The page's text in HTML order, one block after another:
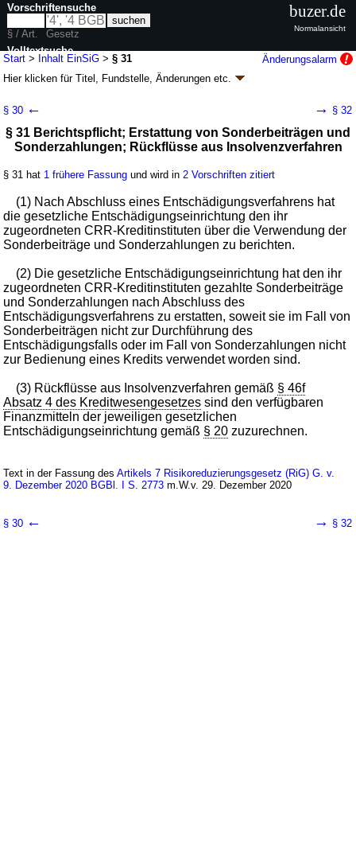
Start > Inhalt EinSiG >§ 31
Änderungsalarm
Hier klicken fürTitel, Fundstelle, Änderungen etc.
Artikel 26Abs. 5 G. v. 25.03.2026BGBl. 2026 I Nr. 81
Geltung ab 03.07.2015, abweichend siehe Artikel 9; FNA: 7610-20
8 weitere Fassungen | Drucksachen / Entwurf / Begründung
Teil 3 Einlagensicherungssysteme
Kapitel 2 Gesetzliche Entschädigungseinrichtungen
Abschnitt 2 Beitragspflicht; Deckung des
§ 30 ← → § 32
§ 31 Berichtspflicht; Erstattung von Sonderbeiträgen und
Sonderzahlungen; Rückflüsse aus Insolvenzverfahren
§ 31 hat 1 frühere Fassung und wird in 2 Vorschriften zitiert
(1) Nach Abschluss eines Entschädigungsverfahrens hat
die gesetzliche Entschädigungseinrichtung den ihr
zugeordneten CRR-Kreditinstituten über die Verwendung der
Sonderbeiträge und Sonderzahlungen zu berichten.
(2) Die gesetzliche Entschädigungseinrichtung hat den ihr
zugeordneten CRR-Kreditinstituten gezahlte Sonderbeiträge
und Sonderzahlungen nach Abschluss des
Entschädigungsverfahrens zu erstatten, soweit sie im Fall von
Sonderbeiträgen nicht zur Durchführung des
Entschädigungsfalls oder im Fall von Sonderzahlungen nicht
zur Bedienung eines Kredits verwendet worden sind.
(3) Rückflüsse aus Insolvenzverfahren gemäß § 46f
Absatz 4 des Kreditwesengesetzes sind den verfügbaren
Finanzmitteln der jeweiligen gesetzlichen
Entschädigungseinrichtung gemäß § 20 zuzurechnen.
Text in der Fassung desArtikels 7 Risikoreduzierungsgesetz (RiG) G. v.
9. Dezember 2020 BGBl. I S. 2773 m.W.v. 29. Dezember 2020
§ 30 ← → § 32
Vorschriftensuche
§ / Art.
Gesetz
Volltextsuche
nur in EinSiG
buzer.de
Normalansicht